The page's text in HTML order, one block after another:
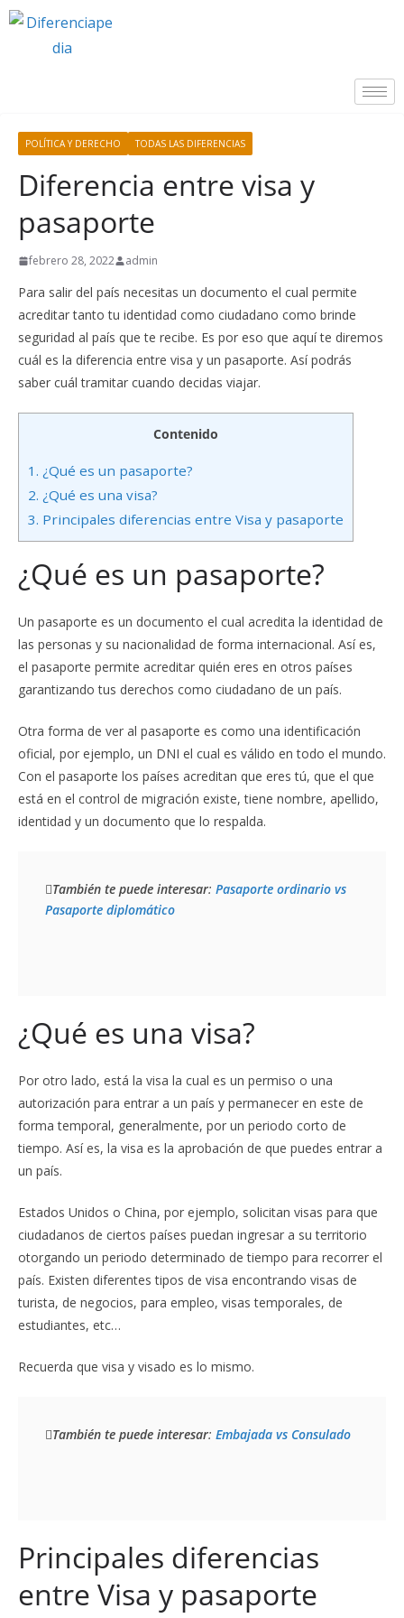
POLÍTICA Y DERECHO TODAS LAS DIFERENCIAS
Diferencia entre visa y
pasaporte
febrero 28, 2022 admin
Para salir del país necesitas un documento el cual permite
acreditar tanto tu identidad como ciudadano como brinde
seguridad al país que te recibe. Es por eso que aquí te diremos
cuál es la diferencia entre visa y un pasaporte. Así podrás
saber cuál tramitar cuando decidas viajar.
Contenido
1. ¿Qué es un pasaporte?
2. ¿Qué es una visa?
3. Principales diferencias entre Visa y pasaporte
¿Qué es un pasaporte?
Un pasaporte es un documento el cual acredita la identidad de
las personas y su nacionalidad de forma internacional. Así es,
el pasaporte permite acreditar quién eres en otros países
garantizando tus derechos como ciudadano de un país.
Otra forma de ver al pasaporte es como una identificación
oficial, por ejemplo, un DNI el cual es válido en todo el mundo.
Con el pasaporte los países acreditan que eres tú, que el que
está en el control de migración existe, tiene nombre, apellido,
identidad y un documento que lo respalda.
También te puede interesar: Pasaporte ordinario vs
Pasaporte diplomático
¿Qué es una visa?
Por otro lado, está la visa la cual es un permiso o una
autorización para entrar a un país y permanecer en este de
forma temporal, generalmente, por un periodo corto de
tiempo. Así es, la visa es la aprobación de que puedes entrar a
un país.
Estados Unidos o China, por ejemplo, solicitan visas para que
ciudadanos de ciertos países puedan ingresar a su territorio
otorgando un periodo determinado de tiempo para recorrer el
país. Existen diferentes tipos de visa encontrando visas de
turista, de negocios, para empleo, visas temporales, de
estudiantes, etc…
Recuerda que visa y visado es lo mismo.
También te puede interesar: Embajada vs Consulado
Principales diferencias
entre Visa y pasaporte